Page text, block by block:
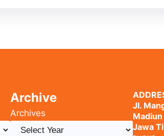
Archive
Archives
Jl.
Jawa